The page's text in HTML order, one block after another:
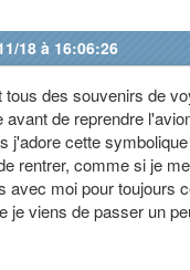
18 à 16:06:26
des souvenirs de
avant de reprendre
j'adore cette
rentrer, comme si je
avec moi pour toujours
je viens de passer un